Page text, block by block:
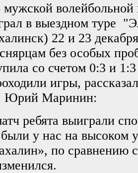
в выездном туре
22 и 23
без особых
со счетом 0:3 и
игры,
Юрий Маринин:
ребята выиграли
у нас на высоком
по сравнению